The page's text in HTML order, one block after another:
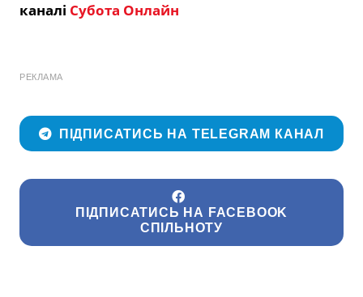
каналі Субота Онлайн
РЕКЛАМА
ПІДПИСАТИСЬ НА TELEGRAM КАНАЛ
ПІДПИСАТИСЬ НА FACEBOOK
СПІЛЬНОТУ